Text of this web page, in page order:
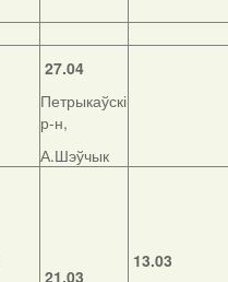
27.04
Петрыкаўскі
р-н,
А.Шэўчык
21.03
13.03